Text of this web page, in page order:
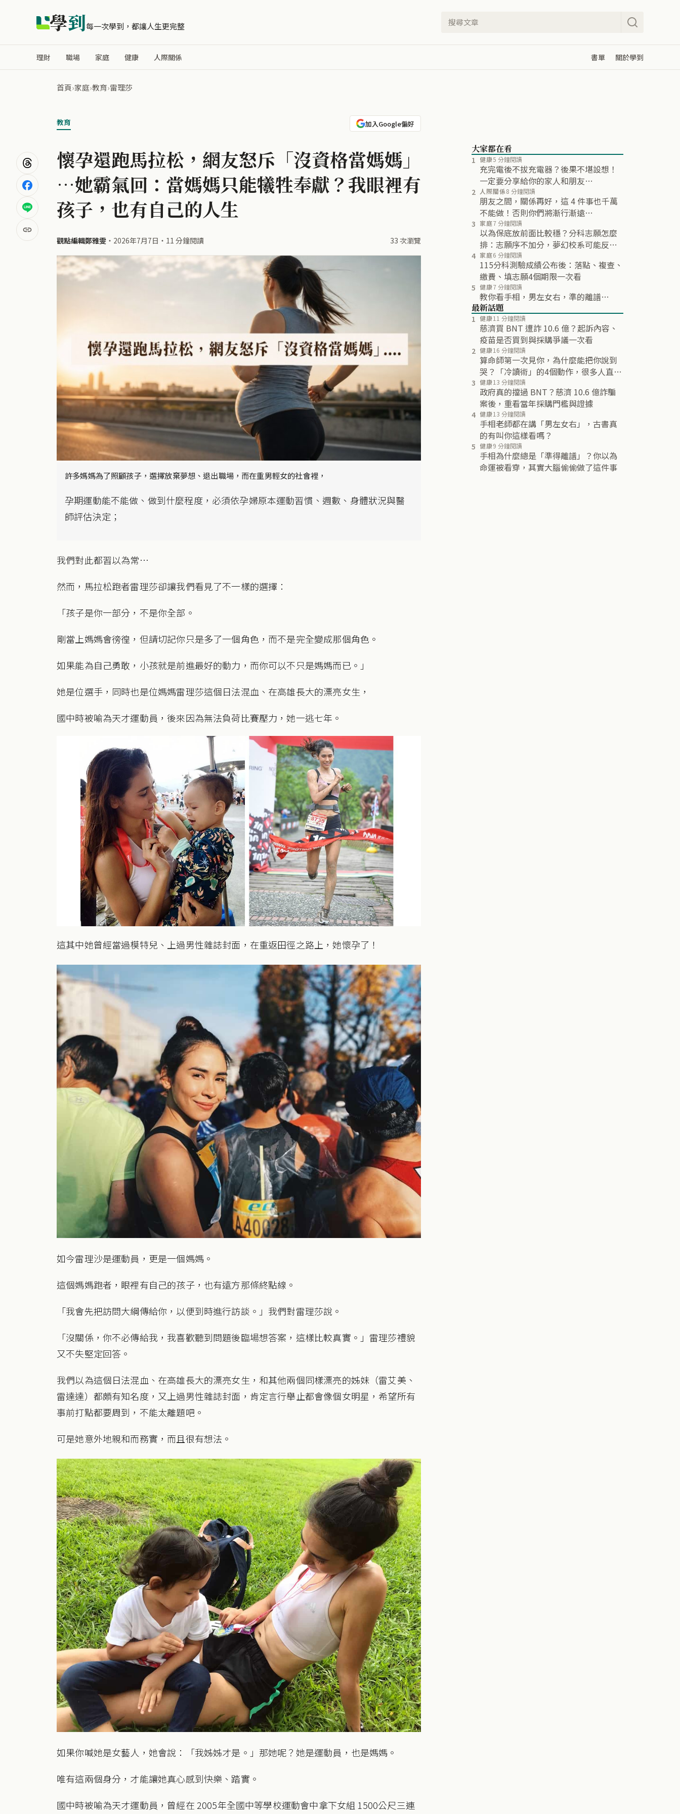
學到每一次學到，都讓人生更完整
理財 職場 家庭 健康 人際關係 書單 關於學到
首頁›家庭›教育›雷理莎
教育 加入Google偏好
懷孕還跑馬拉松，網友怒斥「沒資格當媽媽」
…她霸氣回：當媽媽只能犧牲奉獻？我眼裡有
孩子，也有自己的人生
觀點編輯鄭雅雯 ・ 2026年7月7日 ・ 11 分鐘閱讀 33 次瀏覽
許多媽媽為了照顧孩子，選擇放棄夢想、退出職場，而在重男輕女的社會裡，
孕期運動能不能做、做到什麼程度，必須依孕婦原本運動習慣、週數、身體狀況與醫
師評估決定；
我們對此都習以為常…
然而，馬拉松跑者雷理莎卻讓我們看見了不一樣的選擇：
「孩子是你一部分，不是你全部。
剛當上媽媽會徬徨，但請切記你只是多了一個角色，而不是完全變成那個角色。
如果能為自己勇敢，小孩就是前進最好的動力，而你可以不只是媽媽而已。」
她是位選手，同時也是位媽媽雷理莎這個日法混血、在高雄長大的漂亮女生，
國中時被喻為天才運動員，後來因為無法負荷比賽壓力，她一逃七年。
這其中她曾經當過模特兒、上過男性雜誌封面，在重返田徑之路上，她懷孕了！
如今雷理沙是運動員，更是一個媽媽。
這個媽媽跑者，眼裡有自己的孩子，也有遠方那條終點線。
「我會先把訪問大綱傳給你，以便到時進行訪談。」我們對雷理莎說。
「沒關係，你不必傳給我，我喜歡聽到問題後臨場想答案，這樣比較真實。」雷理莎禮貌
又不失堅定回答。
我們以為這個日法混血、在高雄長大的漂亮女生，和其他兩個同樣漂亮的姊妹（雷艾美、
雷達達）都頗有知名度，又上過男性雜誌封面，肯定言行舉止都會像個女明星，希望所有
事前打點都要周到，不能太離題吧。
可是她意外地親和而務實，而且很有想法。
如果你喊她是女藝人，她會說：「我姊姊才是。」那她呢？她是運動員，也是媽媽。
唯有這兩個身分，才能讓她真心感到快樂、踏實。
國中時被喻為天才運動員，曾經在 2005年全國中等學校運動會中拿下女組 1500公尺三連
大家都在看
1 健康5 分鐘閱讀
充完電後不拔充電器？後果不堪設想！
一定要分享給你的家人和朋友…
2 人際關係8 分鐘閱讀
朋友之間，關係再好，這 4 件事也千萬
不能做！否則你們將漸行漸遠…
3 家庭7 分鐘閱讀
以為保底放前面比較穩？分科志願怎麼
排：志願序不加分，夢幻校系可能反而
不再分發
4 家庭6 分鐘閱讀
115分科測驗成績公布後：落點、複查、
繳費、填志願4個期限一次看
5 健康7 分鐘閱讀
教你看手相，男左女右，準的離譜…
最新話題
1 健康11 分鐘閱讀
慈濟買 BNT 遭詐 10.6 億？起訴內容、
疫苗是否買到與採購爭議一次看
2 健康16 分鐘閱讀
算命師第一次見你，為什麼能把你說到
哭？「冷讀術」的4個動作，很多人直到
最後都沒發現
3 健康13 分鐘閱讀
政府真的擋過 BNT？慈濟 10.6 億詐騙
案後，重看當年採購門檻與證據
4 健康13 分鐘閱讀
手相老師都在講「男左女右」，古書真
的有叫你這樣看嗎？
5 健康9 分鐘閱讀
手相為什麼總是「準得離譜」？你以為
命運被看穿，其實大腦偷偷做了這件事